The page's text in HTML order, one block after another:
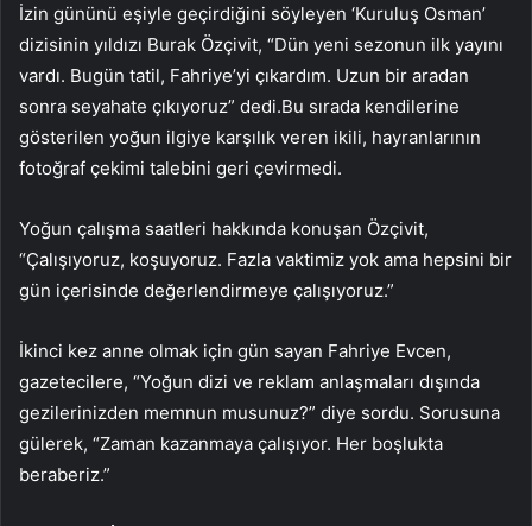
İzin gününü eşiyle geçirdiğini söyleyen ‘Kuruluş Osman’
dizisinin yıldızı Burak Özçivit, “Dün yeni sezonun ilk yayını
vardı. Bugün tatil, Fahriye’yi çıkardım. Uzun bir aradan
sonra seyahate çıkıyoruz” dedi.Bu sırada kendilerine
gösterilen yoğun ilgiye karşılık veren ikili, hayranlarının
fotoğraf çekimi talebini geri çevirmedi.
Yoğun çalışma saatleri hakkında konuşan Özçivit,
“Çalışıyoruz, koşuyoruz. Fazla vaktimiz yok ama hepsini bir
gün içerisinde değerlendirmeye çalışıyoruz.”
İkinci kez anne olmak için gün sayan Fahriye Evcen,
gazetecilere, “Yoğun dizi ve reklam anlaşmaları dışında
gezilerinizden memnun musunuz?” diye sordu. Sorusuna
gülerek, “Zaman kazanmaya çalışıyor. Her boşlukta
beraberiz.”